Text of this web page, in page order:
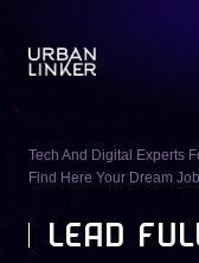
Tech And Digital Experts
Find Here Your Dream
LEAD